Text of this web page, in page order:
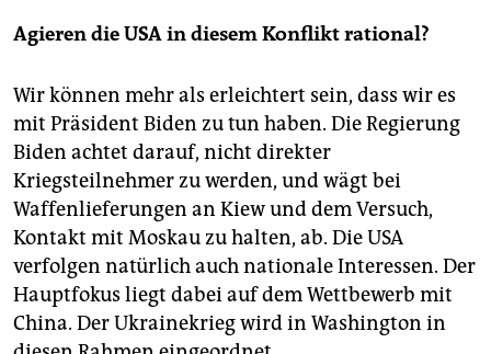
Agieren die USA in diesem Konflikt rational?
Wir können mehr als erleichtert sein, dass wir es
mit Präsident Biden zu tun haben. Die Regierung
Biden achtet darauf, nicht direkter
Kriegsteilnehmer zu werden, und wägt bei
Waffenlieferungen an Kiew und dem Versuch,
Kontakt mit Moskau zu halten, ab. Die USA
verfolgen natürlich auch nationale Interessen. Der
Hauptfokus liegt dabei auf dem Wettbewerb mit
China. Der Ukrainekrieg wird in Washington in